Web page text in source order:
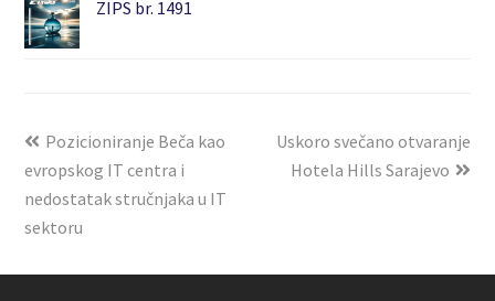
ZIPS br. 1491
Pozicioniranje Beča kao
evropskog IT centra i
nedostatak stručnjaka u IT
sektoru
Uskoro svečano otvaranje
Hotela Hills Sarajevo